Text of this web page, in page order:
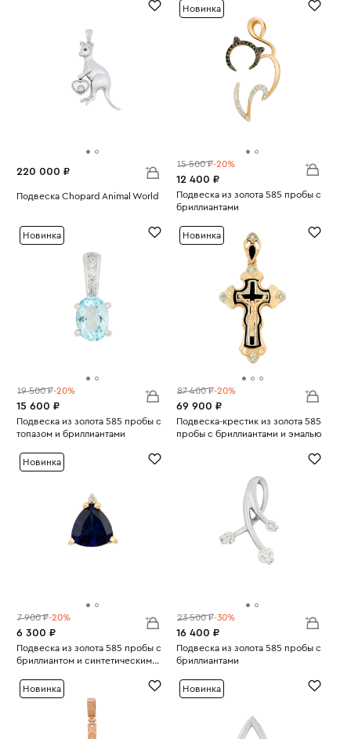
220 000 ₽
Подвеска Chopard Animal World
Новинка
15 500 ₽-20%
12 400 ₽
Подвеска из золота 585 пробы с
бриллиантами
Новинка
19 500 ₽-20%
15 600 ₽
Подвеска из золота 585 пробы с
топазом и бриллиантами
Новинка
87 400 ₽-20%
69 900 ₽
Подвеска-крестик из золота 585
пробы с бриллиантами и эмалью
Новинка
7 900 ₽-20%
6 300 ₽
Подвеска из золота 585 пробы с
бриллиантом и синтетическим
23 500 ₽-30%
16 400 ₽
Подвеска из золота 585 пробы с
бриллиантами
Новинка Новинка